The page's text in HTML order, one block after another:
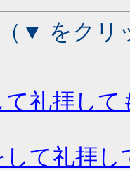
（▼ をクリ
礼拝して
して礼拝